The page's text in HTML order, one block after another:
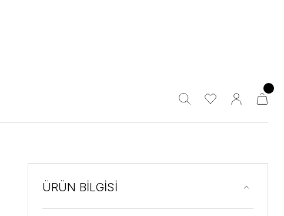
ÜRÜN BİLGİSİ